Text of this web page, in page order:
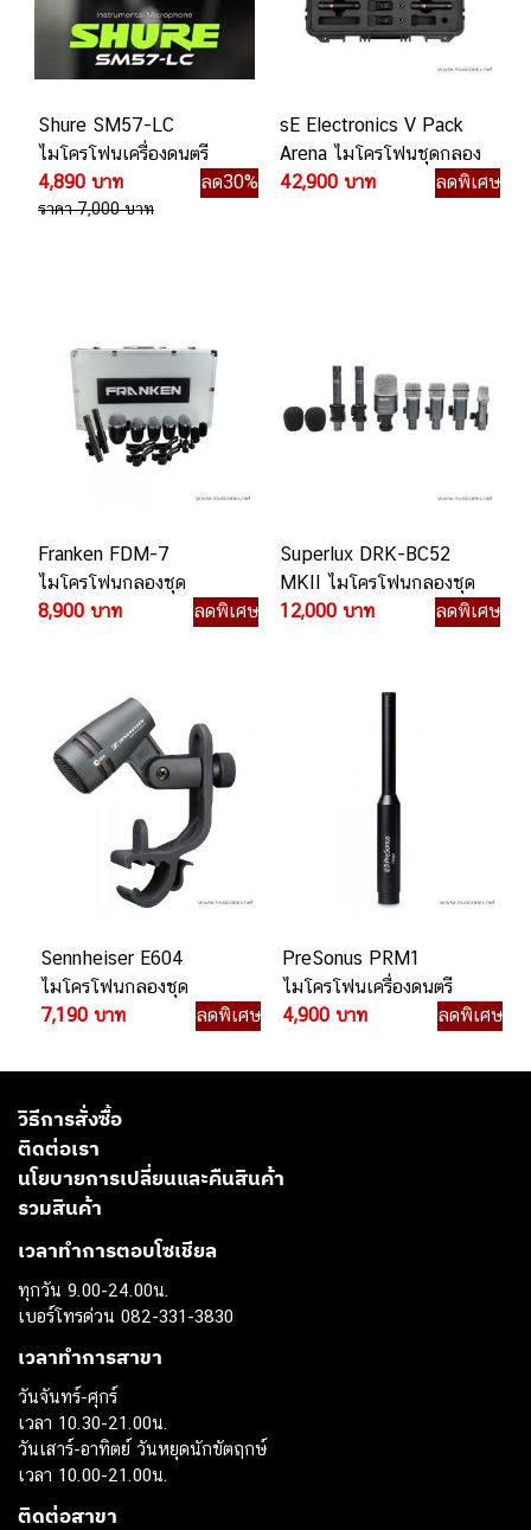
Shure SM57-LC
ไมโครโฟนเครื่องดนตรี
4,890 บาท
ลด30%
ราคา 7,000 บาท
sE Electronics V Pack
Arena ไมโครโฟนชุดกลอง
42,900 บาท
ลดพิเศษ
Franken FDM-7
ไมโครโฟนกลองชุด
8,900 บาท
ลดพิเศษ
Superlux DRK-BC52
MKII ไมโครโฟนกลองชุด
12,000 บาท
ลดพิเศษ
Sennheiser E604
ไมโครโฟนกลองชุด
7,190 บาท
ลดพิเศษ
PreSonus PRM1
ไมโครโฟนเครื่องดนตรี
4,900 บาท
ลดพิเศษ
วิธีการสั่งซื้อ
ติดต่อเรา
นโยบายการเปลี่ยนและคืนสินค้า
รวมสินค้า
เวลาทำการตอบโซเชียล
ทุกวัน 9.00-24.00น.
เบอร์โทรด่วน 082-331-3830
เวลาทำการสาขา
วันจันทร์-ศุกร์
เวลา 10.30-21.00น.
วันเสาร์-อาทิตย์ วันหยุดนักขัตฤกษ์
เวลา 10.00-21.00น.
ติดต่อสาขา